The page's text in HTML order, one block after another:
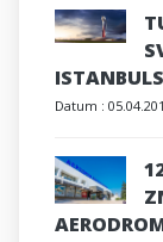
Datum :